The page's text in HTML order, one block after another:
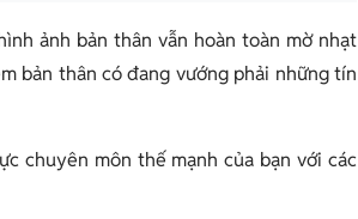
ảnh bản thân vẫn hoàn toàn mờ nhạt
bản thân có đang vướng phải những tín
chuyên môn thế mạnh của bạn với các